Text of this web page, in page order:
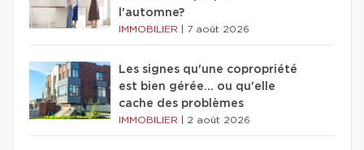
l'automne?
IMMOBILIER 7 août 2026
Les signes qu'une copropriété
est bien gérée… ou qu'elle
cache des problèmes
IMMOBILIER 2 août 2026